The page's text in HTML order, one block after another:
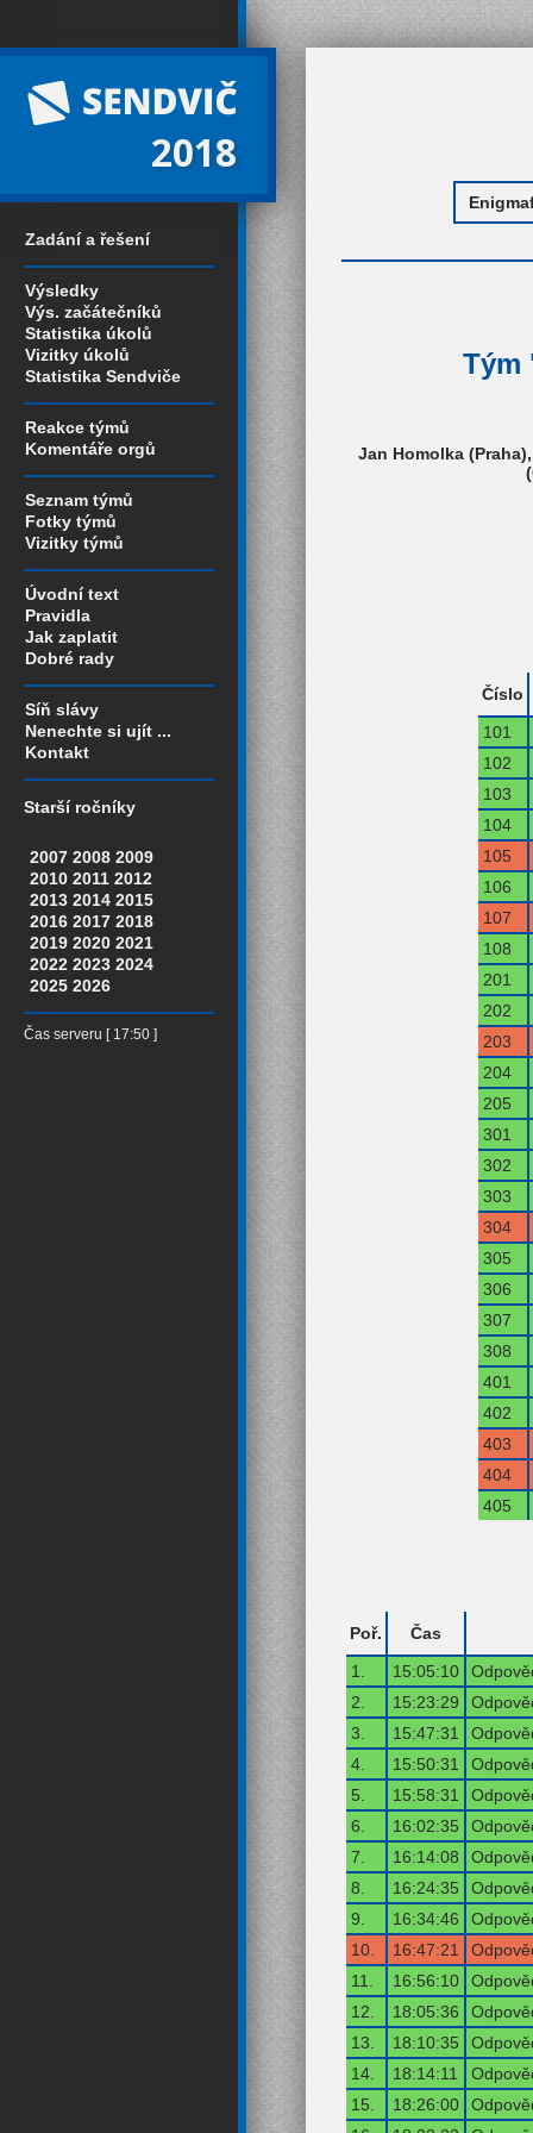
2018
Zadání a řešení
Výsledky
Výs. začátečníků
Statistika úkolů
Vizitky úkolů
Statistika Sendviče
Reakce týmů
Komentáře orgů
Seznam týmů
Fotky týmů
Vizitky týmů
Úvodní text
Pravidla
Jak zaplatit
Dobré rady
Síň slávy
Nenechte si ujít ...
Kontakt
Starší ročníky
2007 2008 2009
2010 2011 2012
2013 2014 2015
2016 2017 2018
2019 2020 2021
2022 2023 2024
2025 2026
Čas serveru [ 17:50 ]
Tým
Jan Homolka
Číslo
101
102
103
104
105
106
107
108
201
202
203
204
205
301
302
303
304
305
306
307
308
401
402
403
404
405
Poř.
Čas
1.
15:05:10
2.
15:23:29
3.
15:47:31
4.
15:50:31
5.
15:58:31
6.
16:02:35
7.
16:14:08
8.
16:24:35
9.
16:34:46
10.
16:47:21
11.
16:56:10
12.
18:05:36
13.
18:10:35
14.
18:14:11
15.
18:26:00